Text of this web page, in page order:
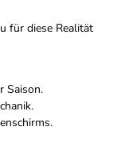
für diese Realität
Saison.